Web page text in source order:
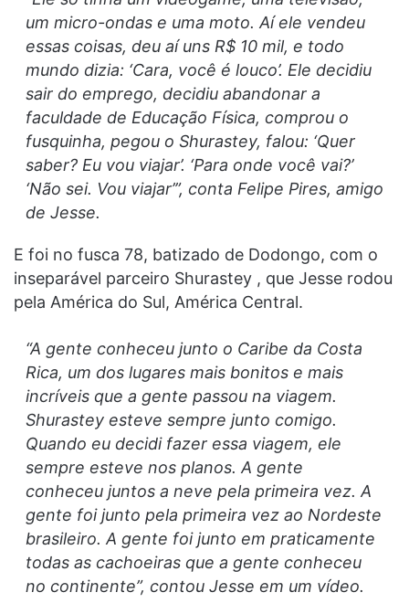
um micro-ondas e uma moto. Aí ele vendeu
essas coisas, deu aí uns R$ 10 mil, e todo
mundo dizia: ‘Cara, você é louco’. Ele decidiu
sair do emprego, decidiu abandonar a
faculdade de Educação Física, comprou o
fusquinha, pegou o Shurastey, falou: ‘Quer
saber? Eu vou viajar’. ‘Para onde você vai?’
‘Não sei. Vou viajar’”, conta Felipe Pires, amigo
de Jesse.
E foi no fusca 78, batizado de Dodongo, com o
inseparável parceiro Shurastey , que Jesse rodou
pela América do Sul, América Central.
“A gente conheceu junto o Caribe da Costa
Rica, um dos lugares mais bonitos e mais
incríveis que a gente passou na viagem.
Shurastey esteve sempre junto comigo.
Quando eu decidi fazer essa viagem, ele
sempre esteve nos planos. A gente
conheceu juntos a neve pela primeira vez. A
gente foi junto pela primeira vez ao Nordeste
brasileiro. A gente foi junto em praticamente
todas as cachoeiras que a gente conheceu
no continente”, contou Jesse em um vídeo.